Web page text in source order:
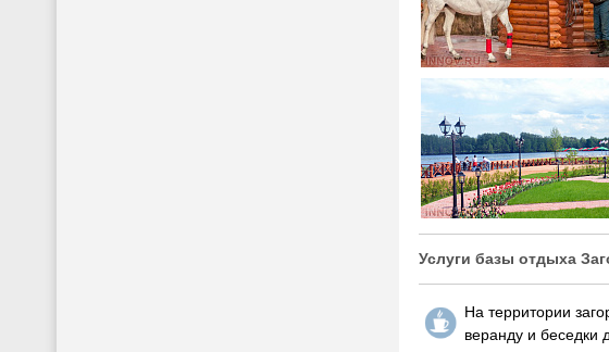
Услуги базы отдыха
На территории
веранду и беседки